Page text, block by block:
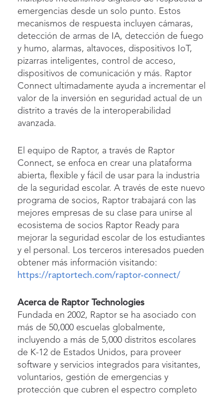
emergencias desde un solo punto. Estos
mecanismos de respuesta incluyen cámaras,
detección de armas de IA, detección de fuego
y humo, alarmas, altavoces, dispositivos IoT,
pizarras inteligentes, control de acceso,
dispositivos de comunicación y más. Raptor
Connect ultimadamente ayuda a incrementar el
valor de la inversión en seguridad actual de un
distrito a través de la interoperabilidad
avanzada.
El equipo de Raptor, a través de Raptor
Connect, se enfoca en crear una plataforma
abierta, flexible y fácil de usar para la industria
de la seguridad escolar. A través de este nuevo
programa de socios, Raptor trabajará con las
mejores empresas de su clase para unirse al
ecosistema de socios Raptor Ready para
mejorar la seguridad escolar de los estudiantes
y el personal. Los terceros interesados pueden
obtener más información visitando:
https://raptortech.com/raptor-connect/
Acerca de Raptor Technologies
Fundada en 2002, Raptor se ha asociado con
más de 50,000 escuelas globalmente,
incluyendo a más de 5,000 distritos escolares
de K-12 de Estados Unidos, para proveer
software y servicios integrados para visitantes,
voluntarios, gestión de emergencias y
protección que cubren el espectro completo